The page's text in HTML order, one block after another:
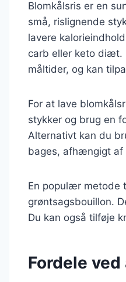
Blomkålsris er en
små, rislignende
lavere
carb eller keto diæt.
måltider, og kan
For at lave
stykker og brug en
Alternativt kan du
bages, afhængigt af
En populær metode
grøntsagsbouillon.
Du kan også tilføje
Fordele